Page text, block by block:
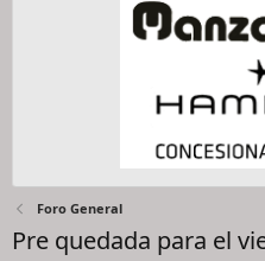
Foro General
Pre quedada para el